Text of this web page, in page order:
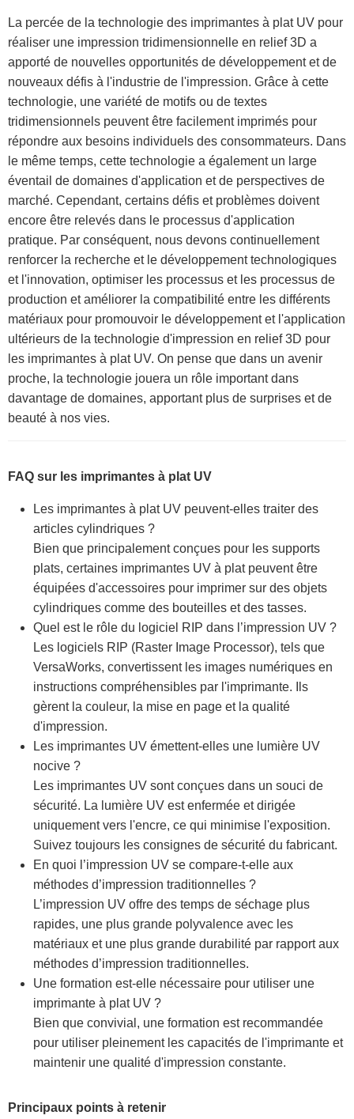
La percée de la technologie des imprimantes à plat UV pour
réaliser une impression tridimensionnelle en relief 3D a
apporté de nouvelles opportunités de développement et de
nouveaux défis à l'industrie de l'impression. Grâce à cette
technologie, une variété de motifs ou de textes
tridimensionnels peuvent être facilement imprimés pour
répondre aux besoins individuels des consommateurs. Dans
le même temps, cette technologie a également un large
éventail de domaines d'application et de perspectives de
marché. Cependant, certains défis et problèmes doivent
encore être relevés dans le processus d'application
pratique. Par conséquent, nous devons continuellement
renforcer la recherche et le développement technologiques
et l'innovation, optimiser les processus et les processus de
production et améliorer la compatibilité entre les différents
matériaux pour promouvoir le développement et l'application
ultérieurs de la technologie d'impression en relief 3D pour
les imprimantes à plat UV. On pense que dans un avenir
proche, la technologie jouera un rôle important dans
davantage de domaines, apportant plus de surprises et de
beauté à nos vies.
FAQ sur les imprimantes à plat UV
Les imprimantes à plat UV peuvent-elles traiter des
articles cylindriques ?
Bien que principalement conçues pour les supports
plats, certaines imprimantes UV à plat peuvent être
équipées d'accessoires pour imprimer sur des objets
cylindriques comme des bouteilles et des tasses.
Quel est le rôle du logiciel RIP dans l’impression UV ?
Les logiciels RIP (Raster Image Processor), tels que
VersaWorks, convertissent les images numériques en
instructions compréhensibles par l'imprimante. Ils
gèrent la couleur, la mise en page et la qualité
d'impression.
Les imprimantes UV émettent-elles une lumière UV
nocive ?
Les imprimantes UV sont conçues dans un souci de
sécurité. La lumière UV est enfermée et dirigée
uniquement vers l'encre, ce qui minimise l'exposition.
Suivez toujours les consignes de sécurité du fabricant.
En quoi l’impression UV se compare-t-elle aux
méthodes d’impression traditionnelles ?
L’impression UV offre des temps de séchage plus
rapides, une plus grande polyvalence avec les
matériaux et une plus grande durabilité par rapport aux
méthodes d’impression traditionnelles.
Une formation est-elle nécessaire pour utiliser une
imprimante à plat UV ?
Bien que convivial, une formation est recommandée
pour utiliser pleinement les capacités de l'imprimante et
maintenir une qualité d'impression constante.
Principaux points à retenir